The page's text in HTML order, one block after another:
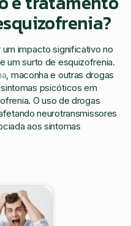
impacto significativo no
um surto de esquizofrenia.
, maconha e outras drogas
psicóticos em
O uso de drogas
neurotransmissores
aos sintomas